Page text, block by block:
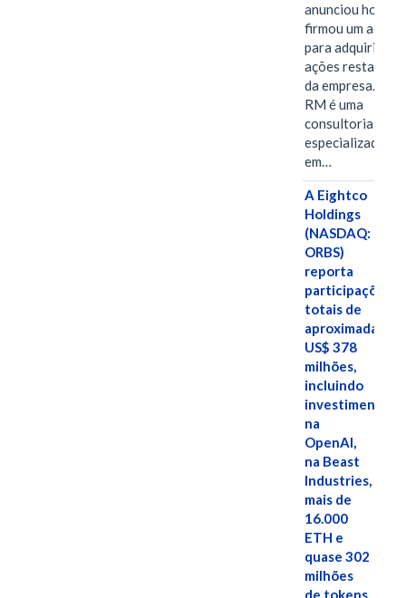
anunciou hoje
firmou um
para adquirir as
ações restantes
da empresa. A S-
RM é uma
consultoria
especializada
em…
A Eightco
Holdings
(NASDAQ:
ORBS)
reporta
participações
totais de
US$ 378
milhões,
incluindo
investimentos
na
OpenAI,
na Beast
Industries,
mais de
16.000
ETH e
quase 302
milhões
de tokens